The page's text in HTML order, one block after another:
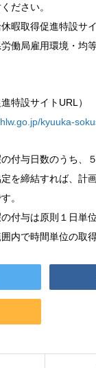
ださい。
暇取得促進特設サ
働局雇用環境・均
特設サイトURL）
kyuuka-
付与日数のうち、
を締結すれば、計
。
付与は原則１日単
内で時間単位の取